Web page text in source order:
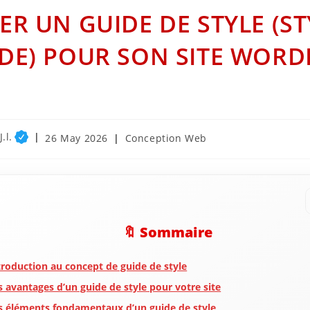
UN GUIDE DE STYLE
POUR SON SITE
Post
26 May 2026
Post
Conception Web
🔖 Sommaire
au concept de guide de style
avantages d’un guide de style pour votre site